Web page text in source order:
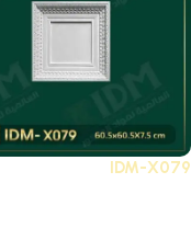
IDM-X079